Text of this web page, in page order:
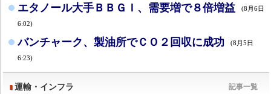
エタノール大手ＢＢＧＩ、需要増で８倍増益 (8月6日
6:02)
バンチャーク、製油所でＣＯ２回収に成功 (8月5日
6:23)
運輸・インフラ 記事一覧